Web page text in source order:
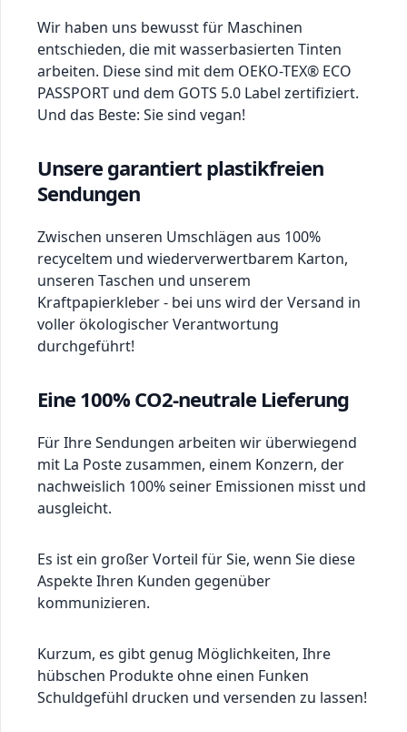
Wir haben uns bewusst für Maschinen
entschieden, die mit wasserbasierten Tinten
arbeiten. Diese sind mit dem OEKO-TEX® ECO
PASSPORT und dem GOTS 5.0 Label zertifiziert.
Und das Beste: Sie sind vegan!
Unsere garantiert plastikfreien
Sendungen
Zwischen unseren Umschlägen aus 100%
recyceltem und wiederverwertbarem Karton,
unseren Taschen und unserem
Kraftpapierkleber - bei uns wird der Versand in
voller ökologischer Verantwortung
durchgeführt!
Eine 100% CO2-neutrale Lieferung
Für Ihre Sendungen arbeiten wir überwiegend
mit La Poste zusammen, einem Konzern, der
nachweislich 100% seiner Emissionen misst und
ausgleicht.
Es ist ein großer Vorteil für Sie, wenn Sie diese
Aspekte Ihren Kunden gegenüber
kommunizieren.
Kurzum, es gibt genug Möglichkeiten, Ihre
hübschen Produkte ohne einen Funken
Schuldgefühl drucken und versenden zu lassen!